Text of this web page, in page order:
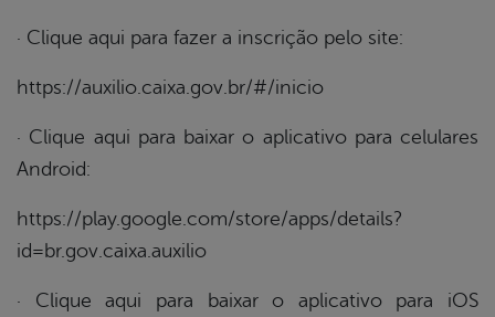
· Clique aqui para fazer a inscrição pelo site:
https://auxilio.caixa.gov.br/#/inicio
· Clique aqui para baixar o aplicativo para celulares
Android:
https://play.google.com/store/apps/details?
id=br.gov.caixa.auxilio
· Clique aqui para baixar o aplicativo para iOS